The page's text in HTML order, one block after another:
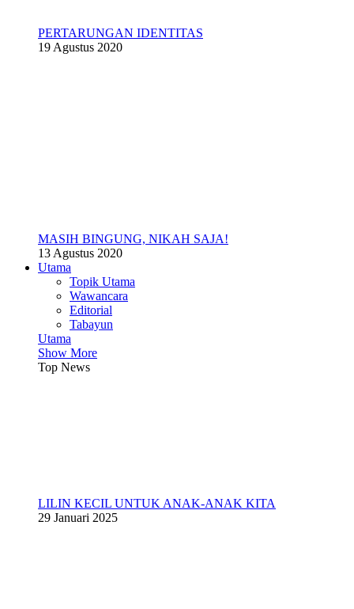
PERTARUNGAN IDENTITAS
19 Agustus 2020
MASIH BINGUNG, NIKAH SAJA!
13 Agustus 2020
Utama
Topik Utama
Wawancara
Editorial
Tabayun
Utama
Show More
Top News
LILIN KECIL UNTUK ANAK-ANAK KITA
29 Januari 2025